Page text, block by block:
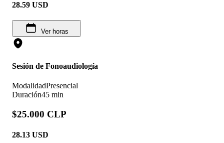
28.59 USD
Ver horas
Sesión de Fonoaudiología
ModalidadPresencial
Duración45 min
$25.000 CLP
28.13 USD